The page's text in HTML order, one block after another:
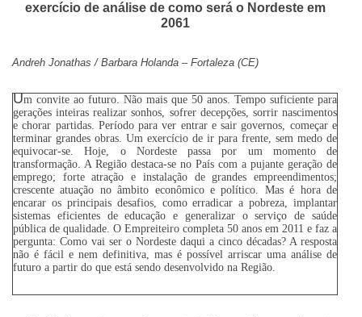
exercício de análise de como será o Nordeste em
2061
Andreh Jonathas / Barbara Holanda – Fortaleza (CE)
Um convite ao futuro. Não mais que 50 anos. Tempo suficiente para
gerações inteiras realizar sonhos, sofrer decepções, sorrir nascimentos
e chorar partidas. Período para ver entrar e sair governos, começar e
terminar grandes obras. Um exercício de ir para frente, sem medo de
equivocar-se. Hoje, o Nordeste passa por um momento de
transformação. A Região destaca-se no País com a pujante geração de
emprego; forte atração e instalação de grandes empreendimentos;
crescente atuação no âmbito econômico e político. Mas é hora de
encarar os principais desafios, como erradicar a pobreza, implantar
sistemas eficientes de educação e generalizar o serviço de saúde
pública de qualidade. O Empreiteiro completa 50 anos em 2011 e faz a
pergunta: Como vai ser o Nordeste daqui a cinco décadas? A resposta
não é fácil e nem definitiva, mas é possível arriscar uma análise de
futuro a partir do que está sendo desenvolvido na Região.